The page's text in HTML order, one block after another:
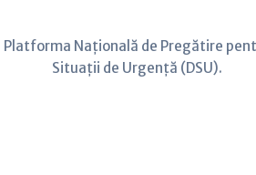
Platforma Națională de Pregătire
Situații de Urgență (DSU).